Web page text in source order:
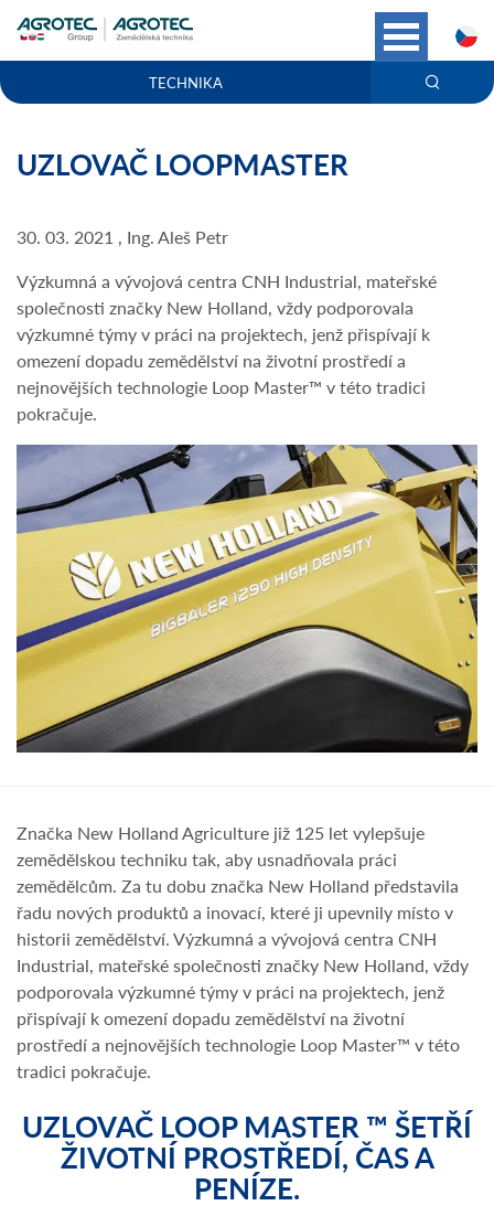
TECHNIKA
UZLOVAČ LOOPMASTER
30. 03. 2021 , Ing. Aleš Petr
Výzkumná a vývojová centra CNH Industrial, mateřské
společnosti značky New Holland, vždy podporovala
výzkumné týmy v práci na projektech, jenž přispívají k
omezení dopadu zemědělství na životní prostředí a
nejnovějších technologie Loop Master™ v této tradici
pokračuje.
Značka New Holland Agriculture již 125 let vylepšuje
zemědělskou techniku tak, aby usnadňovala práci
zemědělcům. Za tu dobu značka New Holland představila
řadu nových produktů a inovací, které ji upevnily místo v
historii zemědělství. Výzkumná a vývojová centra CNH
Industrial, mateřské společnosti značky New Holland, vždy
podporovala výzkumné týmy v práci na projektech, jenž
přispívají k omezení dopadu zemědělství na životní
prostředí a nejnovějších technologie Loop Master™ v této
tradici pokračuje.
UZLOVAČ LOOP MASTER ™ ŠETŘÍ
ŽIVOTNÍ PROSTŘEDÍ, ČAS A
PENÍZE.